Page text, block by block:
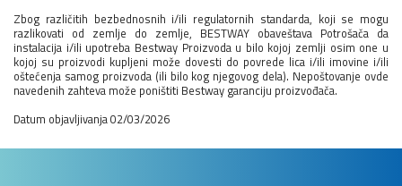
Zbog različitih bezbednosnih i/ili regulatornih standarda, koji se mogu
razlikovati od zemlje do zemlje, BESTWAY obaveštava Potrošača da
instalacija i/ili upotreba Bestway Proizvoda u bilo kojoj zemlji osim one u
kojoj su proizvodi kupljeni može dovesti do povrede lica i/ili imovine i/ili
oštećenja samog proizvoda (ili bilo kog njegovog dela). Nepoštovanje ovde
navedenih zahteva može poništiti Bestway garanciju proizvođača.
Datum objavljivanja 02/03/2026